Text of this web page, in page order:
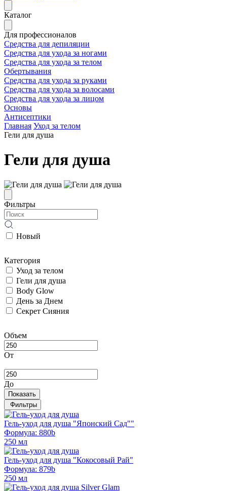
Каталог
Для профессионалов
Средства для депиляции
Средства для ухода за ногами
Средства для ухода за телом
Обертывания
Средства для ухода за руками
Средства для ухода за волосами
Средства для ухода за лицом
Основы
Антисептики
Главная Уход за телом
Гели для душа
Гели для душа
Фильтры
Новый
Категория
Уход за телом
Гели для душа
Body Glow
День за Днем
Секрет Сияния
Объем
От
До
Показать
Фильтры
Гель-уход для душа "Японский Сад""
Формула: 880b
250 мл
Гель-уход для душа "Кокосовый Рай"
Формула: 879b
250 мл